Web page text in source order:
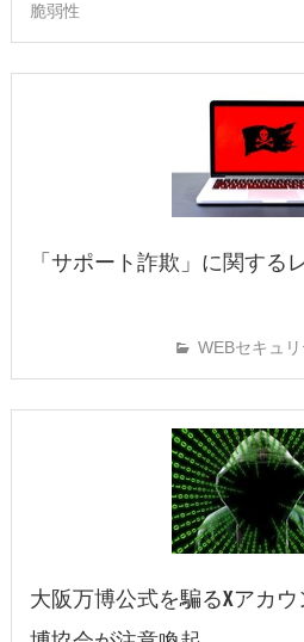
脆弱性
「サポート詐欺」に関する
WEBセキュリ
大阪万博公式を騙るXアカ